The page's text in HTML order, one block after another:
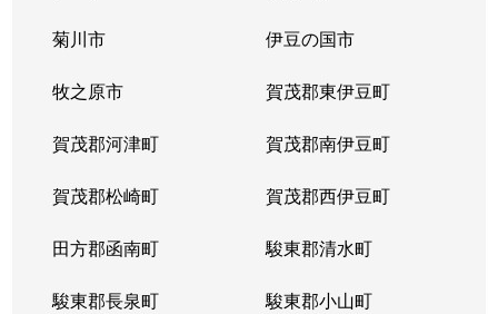
菊川市 伊豆の国市
牧之原市 賀茂郡東伊豆町
賀茂郡河津町 賀茂郡南伊豆町
賀茂郡松崎町 賀茂郡西伊豆町
田方郡函南町 駿東郡清水町
駿東郡長泉町 駿東郡小山町